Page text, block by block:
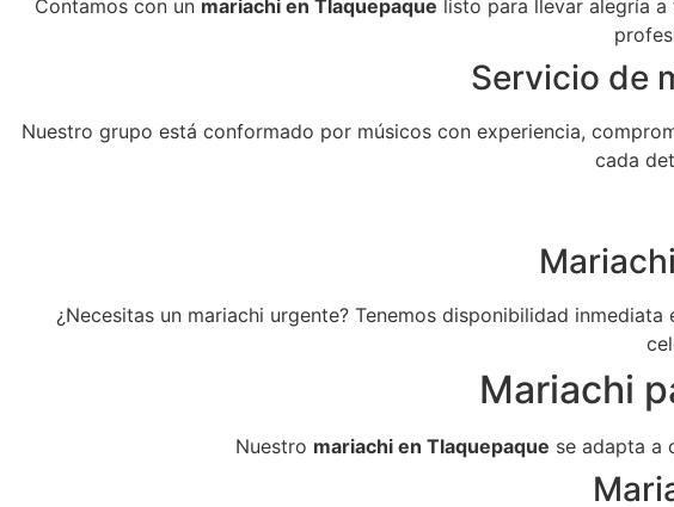
Contamos con un mariachi en Tlaquepaque listo para llevar alegría
Servicio de
Nuestro grupo está conformado por músicos con experiencia,
cada
¿Necesitas un mariachi urgente? Tenemos disponibilidad
Mariachi
Nuestro mariachi en Tlaquepaque se adapta a